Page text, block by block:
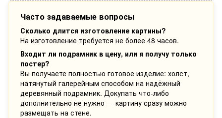
Часто задаваемые вопросы
Сколько длится изготовление картины?
На изготовление требуется не более 48 часов.
Входит ли подрамник в цену, или я получу только
постер?
Вы получаете полностью готовое изделие: холст,
натянутый галерейным способом на надёжный
деревянный подрамник. Докупать что-либо
дополнительно не нужно — картину сразу можно
размещать на стене.